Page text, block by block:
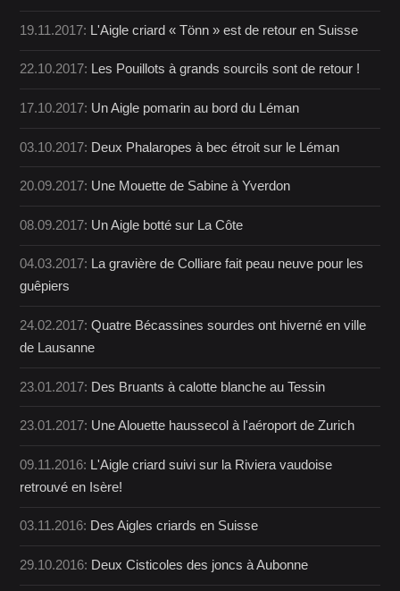
19.11.2017: L'Aigle criard « Tönn » est de retour en Suisse
22.10.2017: Les Pouillots à grands sourcils sont de retour !
17.10.2017: Un Aigle pomarin au bord du Léman
03.10.2017: Deux Phalaropes à bec étroit sur le Léman
20.09.2017: Une Mouette de Sabine à Yverdon
08.09.2017: Un Aigle botté sur La Côte
04.03.2017: La gravière de Colliare fait peau neuve pour les
guêpiers
24.02.2017:Quatre Bécassines sourdes ont hiverné en ville
de Lausanne
23.01.2017: Des Bruants à calotte blanche au Tessin
23.01.2017: Une Alouette haussecol à l'aéroport de Zurich
09.11.2016: L'Aigle criard suivi sur la Riviera vaudoise
retrouvé en Isère!
03.11.2016: Des Aigles criards en Suisse
29.10.2016: Deux Cisticoles des joncs à Aubonne